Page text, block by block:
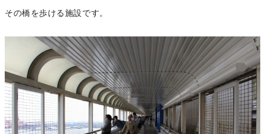
その橋を歩ける施設です。